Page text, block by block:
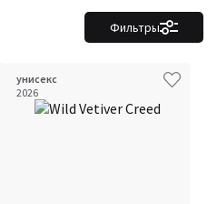
Фильтры
унисекс
2026